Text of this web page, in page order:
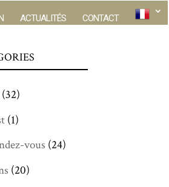
ACTUALITÉS CONTACT
(32)
(1)
vous (24)
(20)